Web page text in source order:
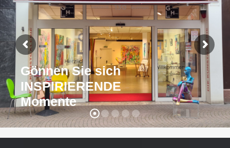
Gönnen Sie sich
INSPIRIERENDE
Momente